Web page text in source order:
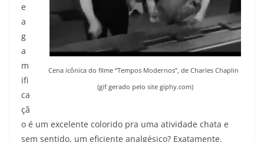
Cena icônica do filme “Tempos Modernos”, de Charles Chaplin
(gif gerado pelo site giphy.com)
e
a
g
a
m
ifi
ca
çã
o é um excelente colorido pra uma atividade chata e
sem sentido, um eficiente analgésico? Exatamente.